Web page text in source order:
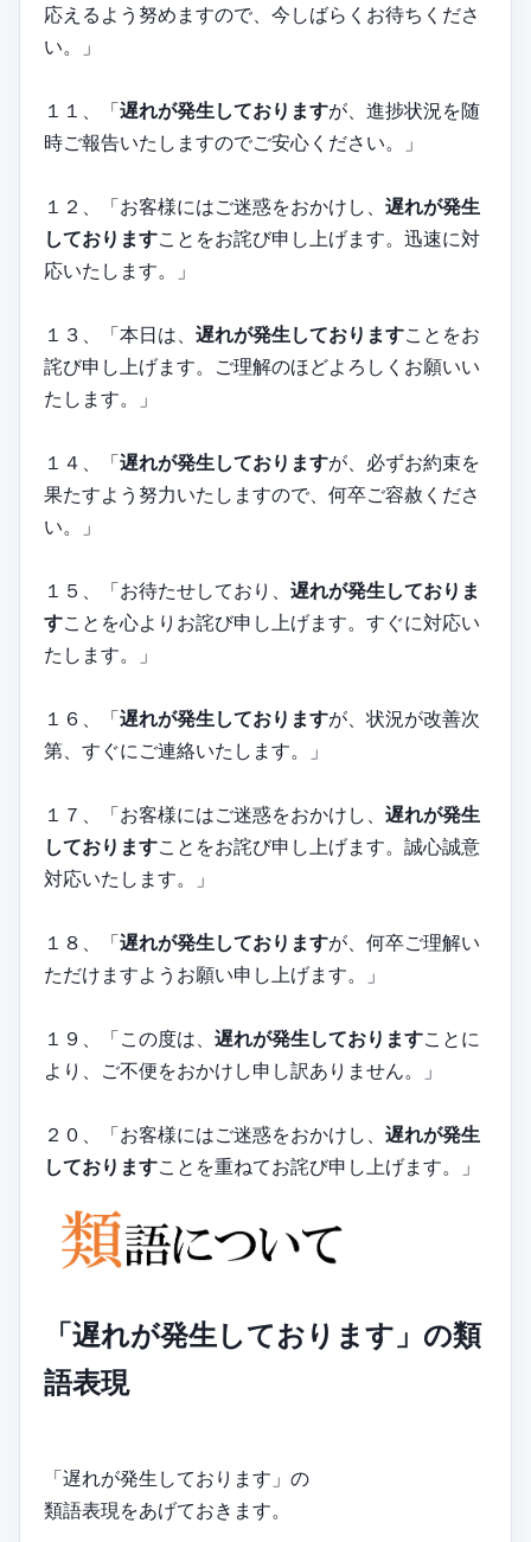
応えるよう努めますので、今しばらくお待ちくださ
い。」
１１、「遅れが発生しておりますが、進捗状況を随
時ご報告いたしますのでご安心ください。」
１２、「お客様にはご迷惑をおかけし、 遅れが発生
しておりますことをお詫び申し上げます。迅速に対
応いたします。」
１３、「本日は、 遅れが発生しておりますことをお
詫び申し上げます。ご理解のほどよろしくお願いい
たします。」
１４、「遅れが発生しておりますが、必ずお約束を
果たすよう努力いたしますので、何卒ご容赦くださ
い。」
１５、「お待たせしており、 遅れが発生しておりま
すことを心よりお詫び申し上げます。すぐに対応い
たします。」
１６、「遅れが発生しておりますが、状況が改善次
第、すぐにご連絡いたします。」
１７、「お客様にはご迷惑をおかけし、 遅れが発生
しておりますことをお詫び申し上げます。誠心誠意
対応いたします。」
１８、「遅れが発生しておりますが、何卒ご理解い
ただけますようお願い申し上げます。」
１９、「この度は、 遅れが発生しておりますことに
より、ご不便をおかけし申し訳ありません。」
２０、「お客様にはご迷惑をおかけし、 遅れが発生
しておりますことを重ねてお詫び申し上げます。」
「遅れが発生しております」の類
語表現
「遅れが発生しております」の
類語表現をあげておきます。